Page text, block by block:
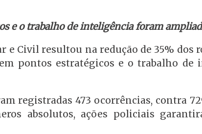
e o trabalho de inteligência foram
Civil resultou na redução de 35% dos
pontos estratégicos e o trabalho
registradas 473 ocorrências, contra
absolutos, ações policiais